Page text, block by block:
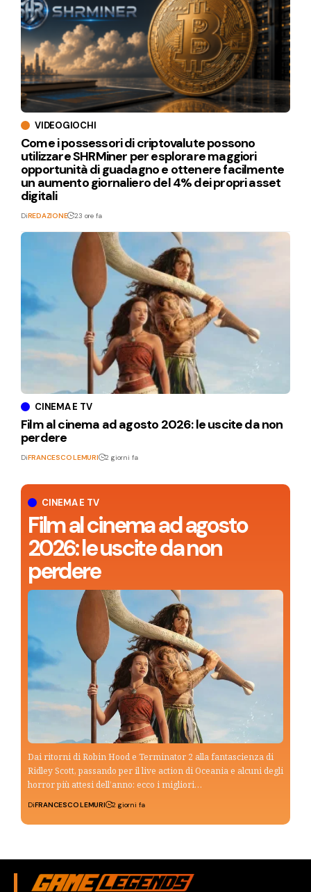
CINEMA E TV
Film al cinema ad agosto
2026: le uscite da non
perdere
Dai ritorni di Robin Hood e Terminator 2 alla fantascienza di
Ridley Scott, passando per il live action di Oceania e alcuni degli
horror più attesi dell’anno: ecco i migliori…
DiFRANCESCO LEMURI 2 giorni fa
VIDEOGIOCHI
Come i possessori di criptovalute possono
utilizzare SHRMiner per esplorare maggiori
opportunità di guadagno e ottenere facilmente
un aumento giornaliero del 4% dei propri asset
digitali
DiREDAZIONE 23 ore fa
CINEMA E TV
Film al cinema ad agosto 2026: le uscite da non
perdere
DiFRANCESCO LEMURI 2 giorni fa